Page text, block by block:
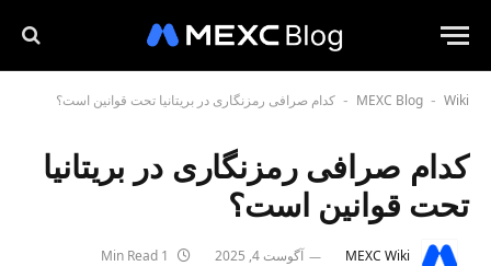
MEXC Blog - Wiki
- کدام صرافی رمزنگاری در بریتانیا تحت قوانین است؟
کدام صرافی رمزنگاری در بریتانیا
تحت قوانین است؟
MEXC Wiki آگوست 4, 2025